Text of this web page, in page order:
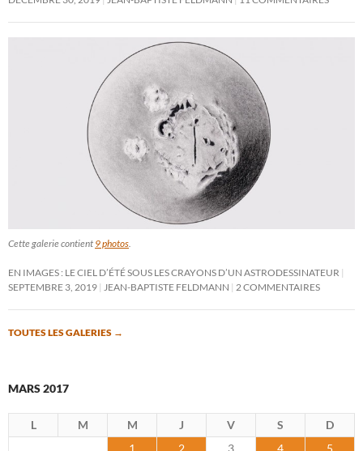
Cette galerie contient 9 photos
EN IMAGES : LE CIEL D’ÉTÉ SOUS LES CRAYONS D’UN ASTRODESSINATEUR
SEPTEMBRE 3, 2019
JEAN-BAPTISTE FELDMANN 2 COMMENTAIRES
TOUTES LES GALERIES →
MARS 2017
L M M J V S
D
1
2 3 4
5